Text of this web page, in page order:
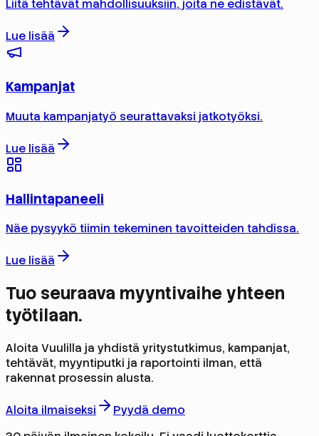
Liitä tehtävät mahdollisuuksiin, joita ne edistävät.
Lue lisää
Kampanjat
Muuta kampanjatyö seurattavaksi jatkotyöksi.
Lue lisää
Hallintapaneeli
Näe pysyykö tiimin tekeminen tavoitteiden tahdissa.
Lue lisää
Tuo seuraava myyntivaihe yhteen
työtilaan.
Aloita Vuulilla ja yhdistä yritystutkimus, kampanjat,
tehtävät, myyntiputki ja raportointi ilman, että
rakennat prosessin alusta.
Aloita ilmaiseksi
Pyydä demo